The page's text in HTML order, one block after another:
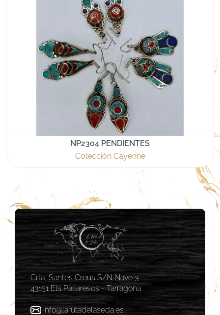
NP2304 PENDIENTES
Colección Cayenne
Crta, Santes Creus S/N Nave 3
43151 Els Pallaresos - Tarragona
info@larutadelaseda.es